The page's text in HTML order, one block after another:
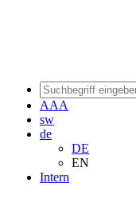
AAA
sw
de
DE
EN
Intern